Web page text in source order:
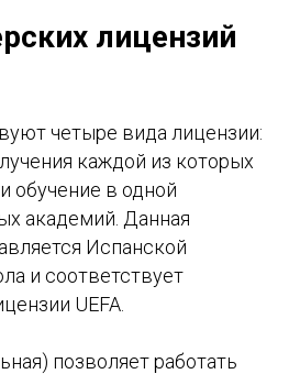
лицензий
четыре вида лицензии:
каждой из которых
обучение в одной
академий. Данная
Испанской
и соответствует
UEFA.
позволяет работать